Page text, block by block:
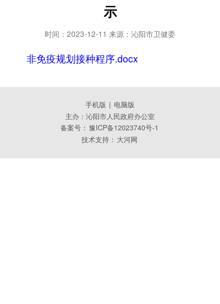
示
时间：2023-12-11 来源：沁阳市卫健委
非免疫规划接种程序.docx
手机版 | 电脑版
主办：沁阳市人民政府办公室
备案号： 豫ICP备12023740号-1
技术支持： 大河网